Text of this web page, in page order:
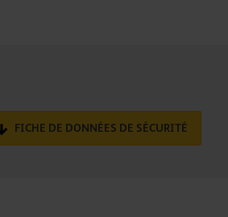
FICHE DE DONNÉES DE SÉCURITÉ